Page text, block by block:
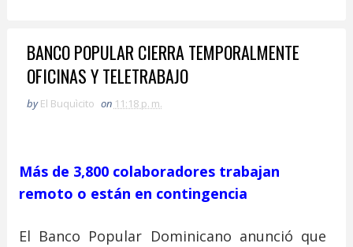
BANCO POPULAR CIERRA TEMPORALMENTE
OFICINAS Y TELETRABAJO
by El Buquìcito on 11:18 p. m.
Más de 3,800 colaboradores trabajan
remoto o están en contingencia
El Banco Popular Dominicano anunció que